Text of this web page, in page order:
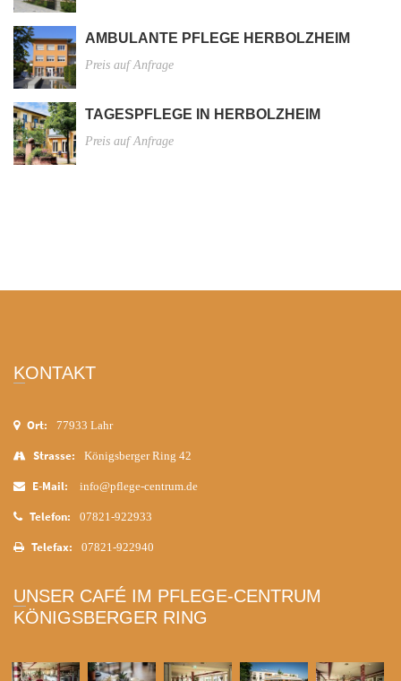
AMBULANTE PFLEGE HERBOLZHEIM
Preis auf Anfrage
TAGESPFLEGE IN HERBOLZHEIM
Preis auf Anfrage
KONTAKT
Ort: 77933 Lahr
Strasse: Königsberger Ring 42
E-Mail: info@pflege-centrum.de
Telefon: 07821-922933
Telefax: 07821-922940
UNSER CAFÉ IM PFLEGE-CENTRUM
KÖNIGSBERGER RING